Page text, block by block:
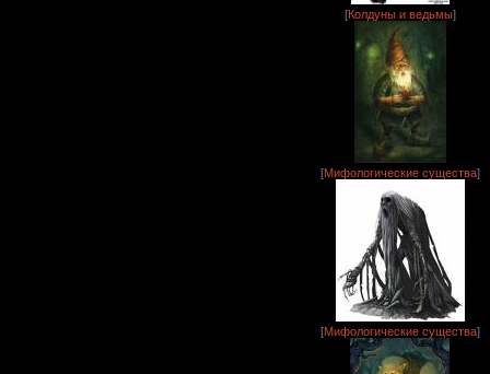
[Колдуны и ведьмы]
[Мифологические существа]
[Мифологические существа]